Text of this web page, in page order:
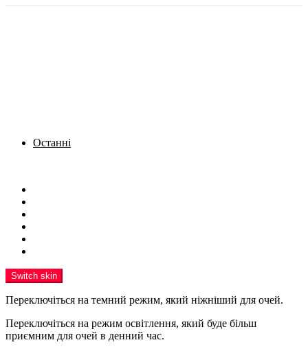
Останні
Switch skin
Переключіться на темний режим, який ніжніший для очей.
Переключіться на режим освітлення, який буде більш
приємним для очей в денний час.